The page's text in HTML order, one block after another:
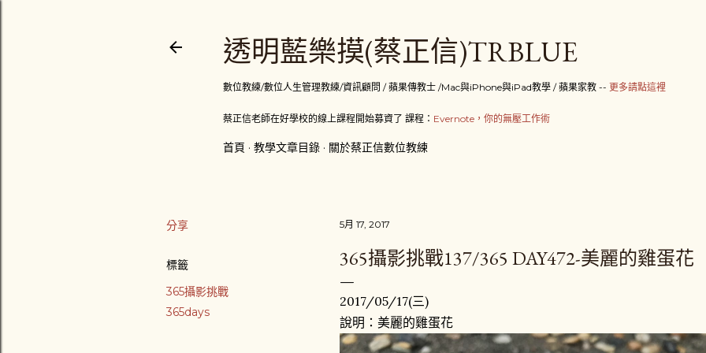
透明藍樂摸(蔡正信)TRBLUE
數位教練/數位人生管理教練/資訊顧問 / 蘋果傳教士 /Mac與iPhone與iPad教學 / 蘋果家教 -- 更多請點這裡
蔡正信老師在好學校的線上課程開始募資了 課程： Evernote，你的無壓工作術
首頁 教學文章目錄 關於蔡正信數位教練
分享
標籤
365攝影挑戰
365days
5月 17, 2017
365攝影挑戰137/365 DAY472-美麗的雞蛋花
2017/05/17(三)
說明：美麗的雞蛋花